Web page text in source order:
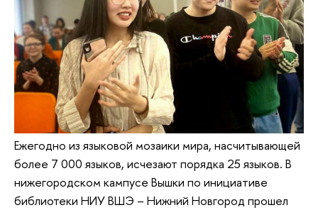
Ежегодно из языковой мозаики мира, насчитывающей
более 7 000 языков, исчезают порядка 25 языков. В
нижегородском кампусе Вышки по инициативе
библиотеки НИУ ВШЭ – Нижний Новгород прошел